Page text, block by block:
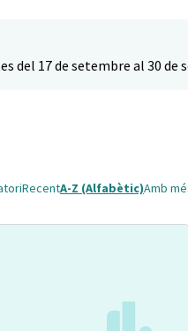
del 17 de setembre al 30 de
RecentA-Z (Alfabètic)Amb